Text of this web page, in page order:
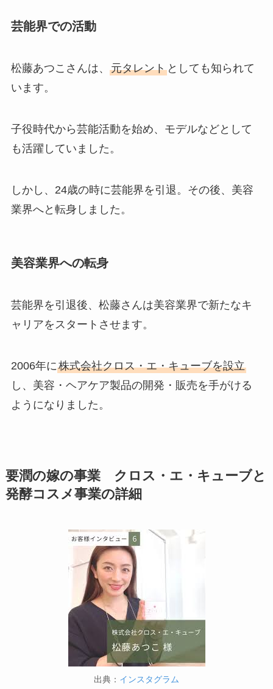
芸能界での活動
松藤あつこさんは、 元タレントとしても知られて
います。
子役時代から芸能活動を始め、モデルなどとして
も活躍していました。
しかし、24歳の時に芸能界を引退。その後、美容
業界へと転身しました。
美容業界への転身
芸能界を引退後、松藤さんは美容業界で新たなキ
ャリアをスタートさせます。
2006年に株式会社クロス・エ・キューブを設立
し、美容・ヘアケア製品の開発・販売を手がける
ようになりました。
要潤の嫁の事業 クロス・エ・キューブと
発酵コスメ事業の詳細
出典： インスタグラム